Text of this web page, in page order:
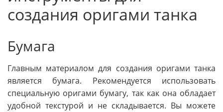
создания оригами танка
Бумага
Главным материалом для создания оригами танка
является бумага. Рекомендуется использовать
специальную оригами бумагу, так как она обладает
удобной текстурой и не складывается. Вы можете